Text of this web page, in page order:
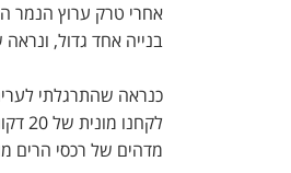
בנייה אחד גדול,
כנראה שהתרגלתי
מדהים של רכסי הרים